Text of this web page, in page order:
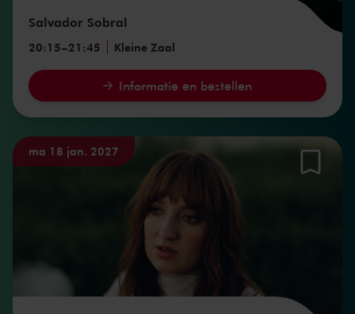
Salvador Sobral
20:15–21:45 Kleine Zaal
Informatie en bestellen
ma 18 jan. 2027